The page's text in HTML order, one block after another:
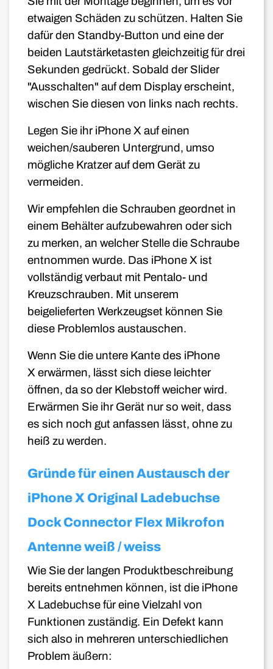
etwaigen Schäden zu schützen. Halten Sie
dafür den Standby-Button und eine der
beiden Lautstärketasten gleichzeitig für drei
Sekunden gedrückt. Sobald der Slider
"Ausschalten" auf dem Display erscheint,
wischen Sie diesen von links nach rechts.
Legen Sie ihr iPhone X auf einen
weichen/sauberen Untergrund, umso
mögliche Kratzer auf dem Gerät zu
vermeiden.
Wir empfehlen die Schrauben geordnet in
einem Behälter aufzubewahren oder sich
zu merken, an welcher Stelle die Schraube
entnommen wurde. Das iPhone X ist
vollständig verbaut mit Pentalo- und
Kreuzschrauben. Mit unserem
beigelieferten Werkzeugset können Sie
diese Problemlos austauschen.
Wenn Sie die untere Kante des iPhone
X erwärmen, lässt sich diese leichter
öffnen, da so der Klebstoff weicher wird.
Erwärmen Sie ihr Gerät nur so weit, dass
es sich noch gut anfassen lässt, ohne zu
heiß zu werden.
Gründe für einen Austausch der
iPhone X Original Ladebuchse
Dock Connector Flex Mikrofon
Antenne weiß / weiss
Wie Sie der langen Produktbeschreibung
bereits entnehmen können, ist die iPhone
X Ladebuchse für eine Vielzahl von
Funktionen zuständig. Ein Defekt kann
sich also in mehreren unterschiedlichen
Problem äußern: